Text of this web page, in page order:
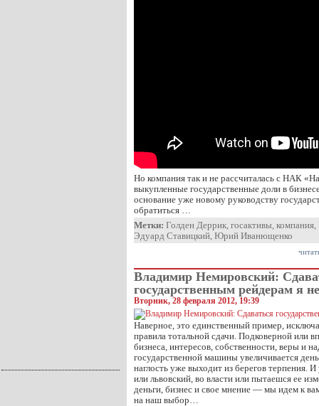
Но компания так и не рассчиталась с НАК
выкупленные государственные доли в
основание уже новому руководству
обратиться …
Метки: Голден Деррик, госактивы, компания,
Эдуард Ставицкий, Юрий Иванющенко
Владимир Немировский:
государственным рейдерам я
Вторник, 28 февраля 2012, 19:39
Наверное, это единственный пример,
правила тотальной сдачи. Подковерной или
бизнеса, интересов, собственности, веры и
государственной машины увеличивается
наглость уже выходит из берегов терпения.
или львовский, во власти или пытаешся ее
деньги, бизнес и свое мнение — мы идем к
на наш выбор…